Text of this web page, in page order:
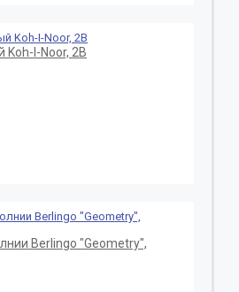
I-Noor, 2B
Berlingo "Geometry",